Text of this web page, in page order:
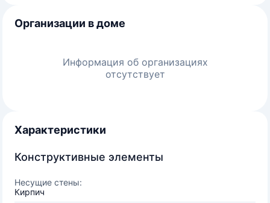
Организации в доме
Информация об организациях
отсутствует
Характеристики
Конструктивные элементы
Несущие стены:
Кирпич